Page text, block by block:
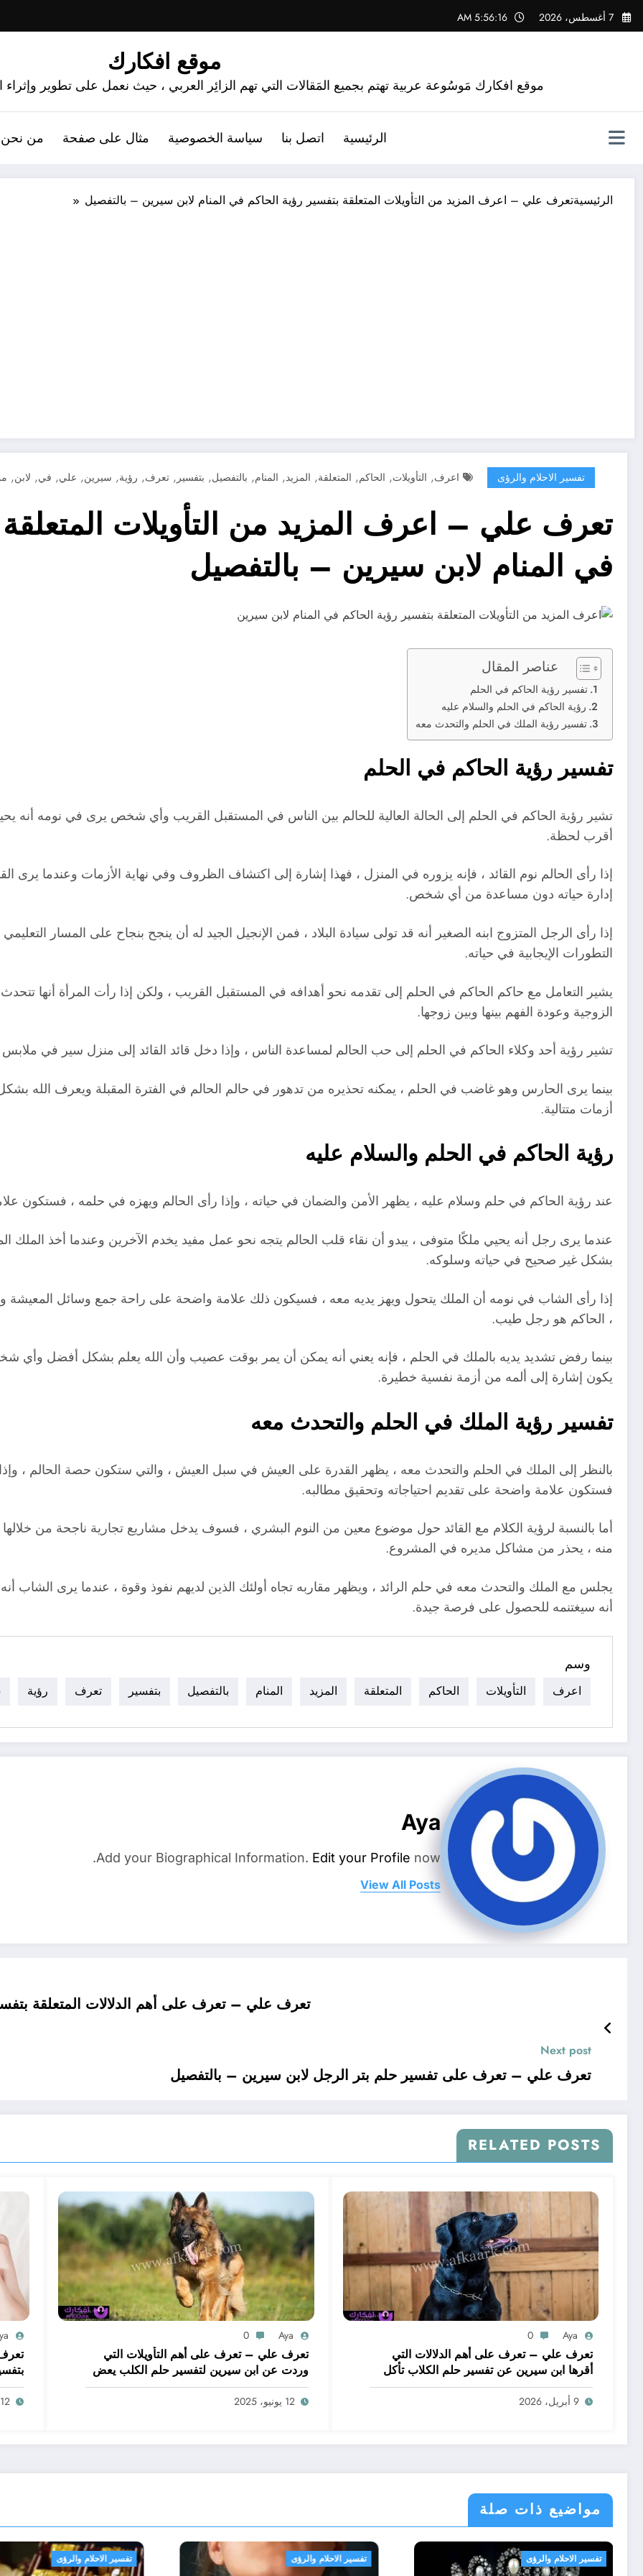
التجاوز
إلى
7 أغسطس، 2026 5:56:17 AM
موقع افكارك
موقع افكارك مَوسُوعة عربية تهتم بجميع المَقالات التي تهم الزائِر العربي ، حيث نعمل على تطوير
الرئيسية اتصل بنا سياسة الخصوصية مثال على صفحة من
الرئيسيةتعرف علي – اعرف المزيد من التأويلات المتعلقة بتفسير رؤية الحاكم في المنام لابن سيرين – بالتفصيل
تفسير الاحلام والرؤى اعرف, التأويلات, الحاكم, المتعلقة, المزيد, المنام, بالتفصيل, بتفسير , تعرف, رؤية, سيرين, علي, في, لابن,
تعرف علي – اعرف المزيد من التأويلات المتعلقة
في المنام لابن سيرين – بالتفصيل
عناصر المقال
تفسير رؤية الحاكم في الحلم
رؤية الحاكم في الحلم والسلام عليه
تفسير رؤية الملك في الحلم والتحدث معه
تفسير رؤية الحاكم في الحلم
تشير رؤية الحاكم في الحلم إلى الحالة العالية للحالم بين الناس في المستقبل القريب وأي شخص يرى في نومه أنه
أقرب لحظة.
إذا رأى الحالم نوم القائد ، فإنه يزوره في المنزل ، فهذا إشارة إلى اكتشاف الظروف وفي نهاية الأزمات وعندما يرى
إدارة حياته دون مساعدة من أي شخص.
إذا رأى الرجل المتزوج ابنه الصغير أنه قد تولى سيادة البلاد ، فمن الإنجيل الجيد له أن ينجح بنجاح على المسار
التطورات الإيجابية في حياته.
يشير التعامل مع حاكم الحاكم في الحلم إلى تقدمه نحو أهدافه في المستقبل القريب ، ولكن إذا رأت المرأة أنها
الزوجية وعودة الفهم بينها وبين زوجها.
تشير رؤية أحد وكلاء الحاكم في الحلم إلى حب الحالم لمساعدة الناس ، وإذا دخل قائد القائد إلى منزل سير في
بينما يرى الحارس وهو غاضب في الحلم ، يمكنه تحذيره من تدهور في حالم الحالم في الفترة المقبلة ويعرف
أزمات متتالية.
رؤية الحاكم في الحلم والسلام عليه
عند رؤية الحاكم في حلم وسلام عليه ، يظهر الأمن والضمان في حياته ، وإذا رأى الحالم ويهزه في حلمه ، فستكون
عندما يرى رجل أنه يحيي ملكًا متوفى ، يبدو أن نقاء قلب الحالم يتجه نحو عمل مفيد يخدم الآخرين وعندما أخذ الملك
بشكل غير صحيح في حياته وسلوكه.
إذا رأى الشاب في نومه أن الملك يتحول ويهز يديه معه ، فسيكون ذلك علامة واضحة على راحة جمع وسائل المعيشة
، الحاكم هو رجل طيب.
بينما رفض تشديد يديه بالملك في الحلم ، فإنه يعني أنه يمكن أن يمر بوقت عصيب وأن الله يعلم بشكل أفضل
يكون إشارة إلى ألمه من أزمة نفسية خطيرة.
تفسير رؤية الملك في الحلم والتحدث معه
بالنظر إلى الملك في الحلم والتحدث معه ، يظهر القدرة على العيش في سبل العيش ، والتي ستكون حصة الحالم ،
فستكون علامة واضحة على تقديم احتياجاته وتحقيق مطالبه.
أما بالنسبة لرؤية الكلام مع القائد حول موضوع معين من النوم البشري ، فسوف يدخل مشاريع تجارية ناجحة من
منه ، يحذر من مشاكل مديره في المشروع.
يجلس مع الملك والتحدث معه في حلم الرائد ، ويظهر مقاربه تجاه أولئك الذين لديهم نفوذ وقوة ، عندما يرى الشاب
أنه سيغتنمه للحصول على فرصة جيدة.
وسم
اعرف التأويلات الحاكم المتعلقة المزيد المنام بالتفصيل بتفسير تعرف رؤية
Aya
Add your Biographical Information. Edit your Profile now.
View All Posts
تعرف علي – تعرف على أهم الدلالات المتعلقة
Next post
تعرف علي – تعرف على تفسير حلم بتر الرجل لابن سيرين – بالتفصيل
RELATED POSTS
Aya
0
تعرف علي – تعرف على أهم الدلالات التي
أقرها ابن سيرين عن تفسير حلم الكلاب تأكل
لحم – بالتفصيل
9 أبريل، 2026
Aya
0
تعرف علي – تعرف على أهم التأويلات التي
وردت عن ابن سيرين لتفسير حلم الكلب يعض
يدي – بالتفصيل
12 يونيو، 2025
ابن
12 يونيو، 2025
مواضيع ذات صلة
تفسير الاحلام والرؤى تفسير الاحلام والرؤى تفسير الاحلام والرؤى